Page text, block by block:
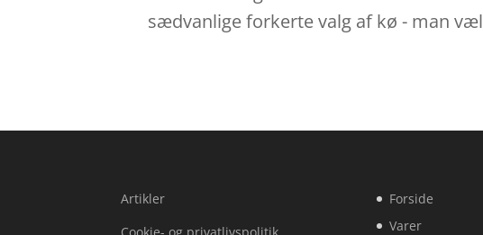
sædvanlige forkerte valg af kø - man
Artikler
Forside
Varer